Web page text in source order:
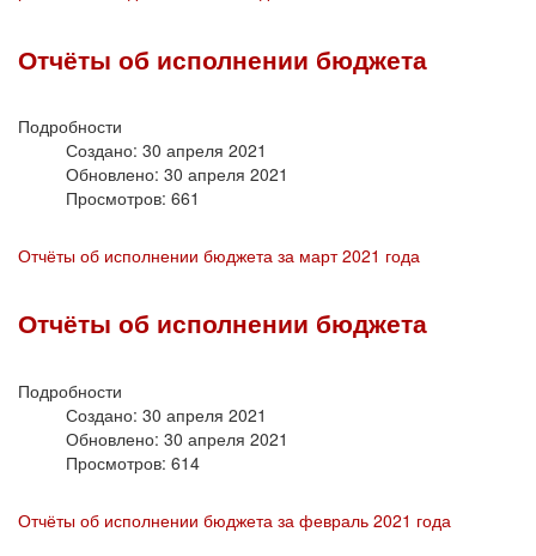
Отчёты об исполнении бюджета
Подробности
Создано: 30 апреля 2021
Обновлено: 30 апреля 2021
Просмотров: 661
Отчёты об исполнении бюджета за март 2021 года
Отчёты об исполнении бюджета
Подробности
Создано: 30 апреля 2021
Обновлено: 30 апреля 2021
Просмотров: 614
Отчёты об исполнении бюджета за февраль 2021 года